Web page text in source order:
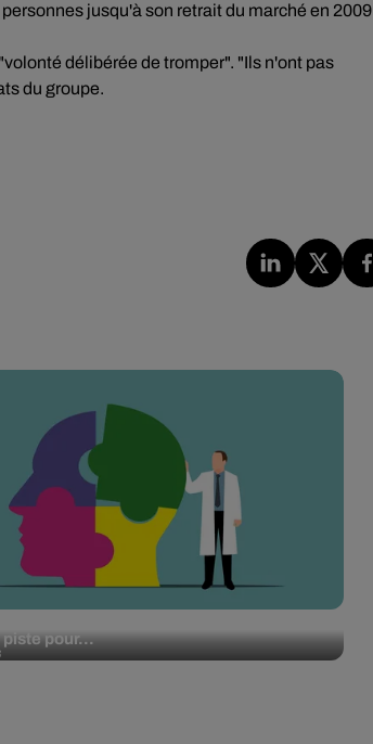
jusqu'à son retrait du marché en
délibérée de tromper". "Ils n'ont pas
du groupe.
pour...